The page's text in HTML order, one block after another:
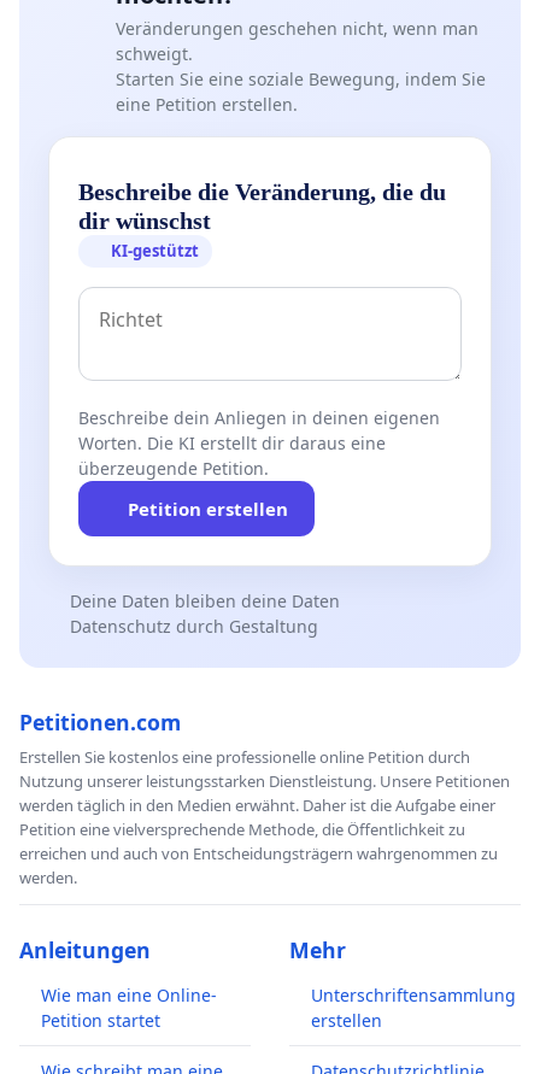
Veränderungen geschehen nicht, wenn man
schweigt.
Starten Sie eine soziale Bewegung, indem Sie
eine Petition erstellen.
Beschreibe die Veränderung, die du
dir wünschst
KI-gestützt
Beschreibe dein Anliegen in deinen eigenen
Worten. Die KI erstellt dir daraus eine
überzeugende Petition.
Petition erstellen
Deine Daten bleiben deine Daten
Datenschutz durch Gestaltung
Petitionen.com
Erstellen Sie kostenlos eine professionelle online Petition durch
Nutzung unserer leistungsstarken Dienstleistung. Unsere Petitionen
werden täglich in den Medien erwähnt. Daher ist die Aufgabe einer
Petition eine vielversprechende Methode, die Öffentlichkeit zu
erreichen und auch von Entscheidungsträgern wahrgenommen zu
werden.
Anleitungen
Wie man eine Online-
Petition startet
Mehr
Unterschriftensammlung
erstellen